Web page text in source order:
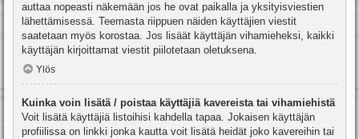
auttaa nopeasti näkemään jos he ovat paikalla ja yksityisviestien
lähettämisessä. Teemasta riippuen näiden käyttäjien viestit
saatetaan myös korostaa. Jos lisäät käyttäjän vihamieheksi, kaikki
käyttäjän kirjoittamat viestit piilotetaan oletuksena.
Ylös
Kuinka voin lisätä / poistaa käyttäjiä kavereista tai vihamiehistä
Voit lisätä käyttäjiä listoihisi kahdella tapaa. Jokaisen käyttäjän
profiilissa on linkki jonka kautta voit lisätä heidät joko kavereihin tai